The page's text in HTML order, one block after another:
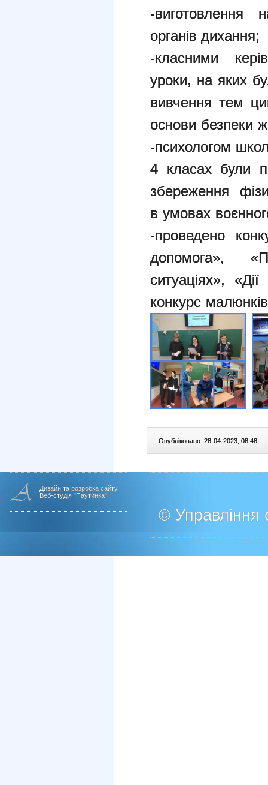
-виготовлення
органів дихання;
-класними
уроки, на яких
вивчення тем
основи безпеки
-психологом
4 класах були
збереження
в умовах
-проведено
допомога»,
ситуаціях»,
конкурс
Опубліковано: 28-04-2023, 08:48 |
Дизайн та розробка сайту
Веб-студія "Паутинка"
© Управління